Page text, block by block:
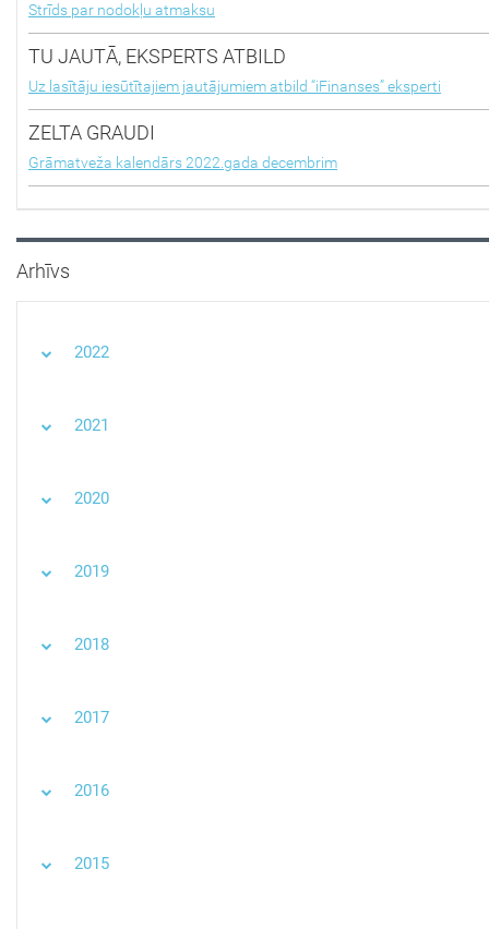
Strīds par nodokļu atmaksu
TU JAUTĀ, EKSPERTS ATBILD
Uz lasītāju iesūtītajiem jautājumiem atbild “iFinanses” eksperti
ZELTA GRAUDI
Grāmatveža kalendārs 2022.gada decembrim
Arhīvs
2022
2021
2020
2019
2018
2017
2016
2015